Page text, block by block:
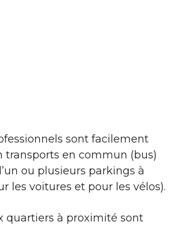
sont facilement
transports en commun (bus)
ou plusieurs parkings à
les voitures et pour les vélos).
quartiers à proximité sont